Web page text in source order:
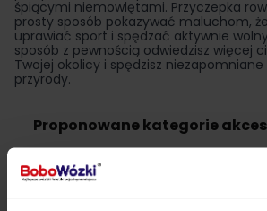
śpiącymi niemowlętami. Przyczepka
prosty sposób pokazywać maluchom,
uprawiać sport i spędzać aktywnie
sposób z pewnością odwiedzisz więcej
Twojej okolicy i spędzisz niezapomniane
przyrody.
Proponowane kategorie